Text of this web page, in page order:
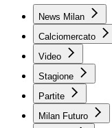
News Milan
Calciomercato
Video
Stagione
Partite
Milan Futuro